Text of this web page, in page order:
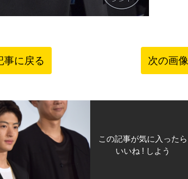
事に戻る 次の画像
この記事が気に入ったら
いいね ! しよう